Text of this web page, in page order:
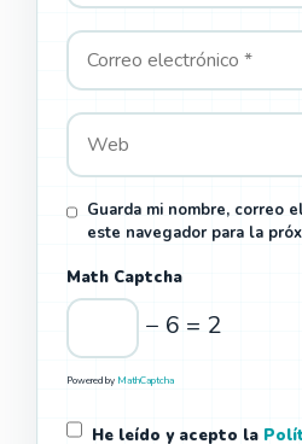
Guarda mi nombre, correo
este navegador para la
Math Captcha
− 6 = 2
Powered by MathCaptcha
He leído y acepto la